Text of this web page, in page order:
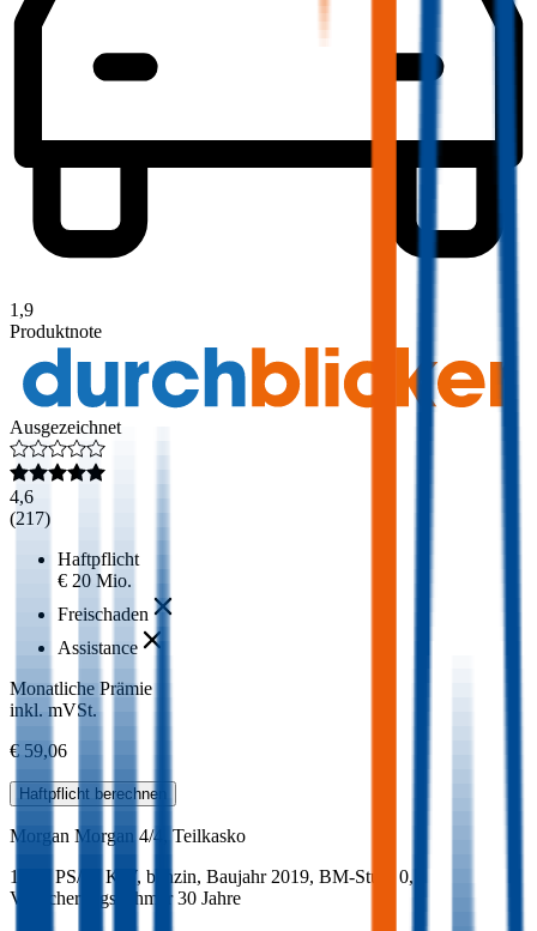
1,9
Produktnote
Ausgezeichnet
4,6
(217)
Haftpflicht
€ 20 Mio.
Freischaden
Assistance
Monatliche Prämie
inkl. mVSt.
€ 59,06
Haftpflicht berechnen
Morgan Morgan 4/4, Teilkasko
111.4 PS/82 KW, benzin, Baujahr 2019, BM-Stufe 0,
Versicherungsnehmer 30 Jahre